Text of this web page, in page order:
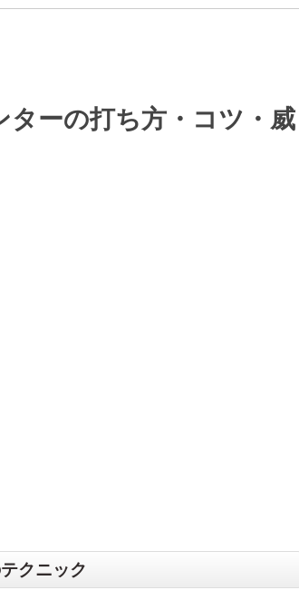
ーの打ち方・コツ・威
クニック